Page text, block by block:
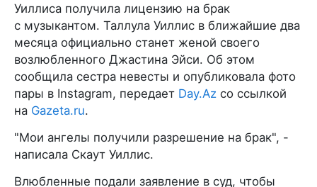
Уиллиса получила лицензию на брак
с музыкантом. Таллула Уиллис в ближайшие два
месяца официально станет женой своего
возлюбленного Джастина Эйси. Об этом
сообщила сестра невесты и опубликовала фото
пары в Instagram, передает Day.Az со ссылкой
на Gazeta.ru.
"Мои ангелы получили разрешение на брак", -
написала Скаут Уиллис.
Влюбленные подали заявление в суд, чтобы